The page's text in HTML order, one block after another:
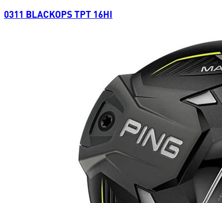
0311 BLACKOPS TPT 16HI